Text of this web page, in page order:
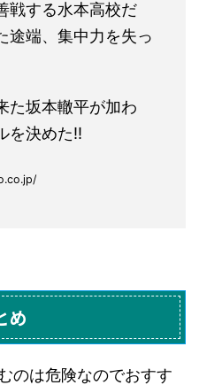
戦する水本高校だ
途端、集中力を失っ
た坂本轍平が加わ
を決めた!!
め
のは危険なのでおすす